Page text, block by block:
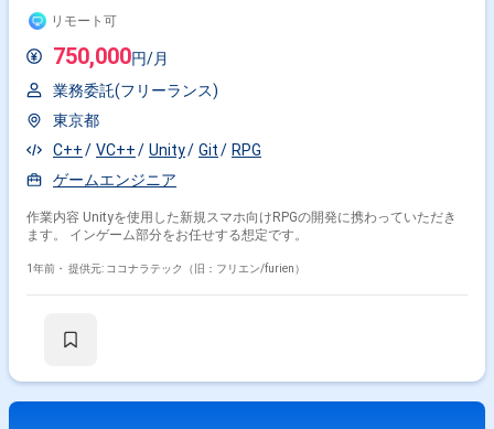
リモート可
750,000円/月
業務委託(フリーランス)
東京都
C++
VC++ Unity Git
RPG
ゲームエンジニア
作業内容 Unityを使用した新規スマホ向けRPGの開発に携わっていただき
ます。 インゲーム部分をお任せする想定です。
1年前・ 提供元: ココナラテック（旧：フリエン/furien）